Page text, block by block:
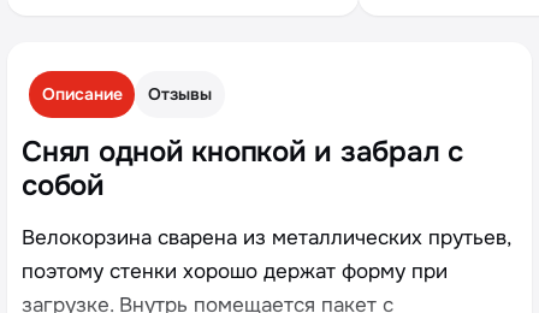
Описание Отзывы
Снял одной кнопкой и забрал с
собой
Велокорзина сварена из металлических прутьев,
поэтому стенки хорошо держат форму при
загрузке. Внутрь помещается пакет с